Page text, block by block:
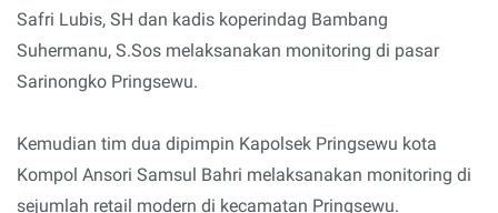
Safri Lubis, SH dan kadis koperindag Bambang
Suhermanu, S.Sos melaksanakan monitoring di pasar
Sarinongko Pringsewu.
Kemudian tim dua dipimpin Kapolsek Pringsewu kota
Kompol Ansori Samsul Bahri melaksanakan monitoring di
sejumlah retail modern di kecamatan Pringsewu.